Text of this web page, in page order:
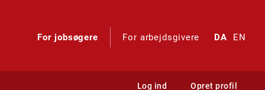
For jobsøgere For arbejdsgivere DA EN
Log ind Opret profil